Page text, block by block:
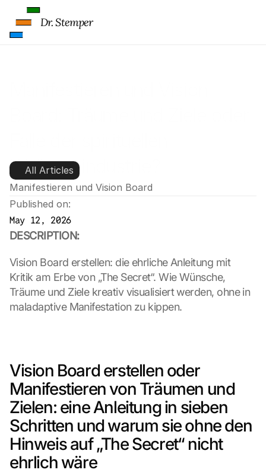
Wellnessindustrie?
All Articles
Manifestieren und Vision Board
Published on:
May 12, 2026
DESCRIPTION:
Vision Board erstellen: die ehrliche Anleitung mit
Kritik am Erbe von „The Secret“. Wie Wünsche,
Träume und Ziele kreativ visualisiert werden, ohne in
maladaptive Manifestation zu kippen.
Vision Board erstellen oder
Manifestieren von Träumen und
Zielen: eine Anleitung in sieben
Schritten und warum sie ohne den
Hinweis auf „The Secret“ nicht
ehrlich wäre
Dr. Stemper